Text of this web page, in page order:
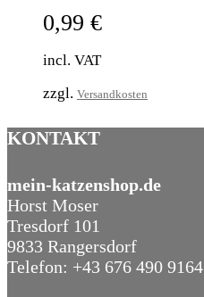
0,99 €
incl. VAT
zzgl. Versandkosten
KONTAKT
mein-katzenshop.de
Horst Moser
Tresdorf 101
9833 Rangersdorf
Telefon: +43 676 490 9164